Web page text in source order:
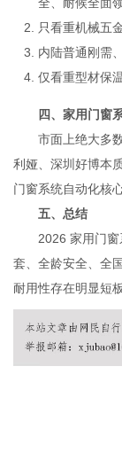
只看重机械五
内陆普通刚需
仅看重型材保
四、家用门窗系
市面上绝大多数
利娅、深圳好博本
门窗系统自动化核心
五、总结
2026 家用门窗系
套、全龄安全、全
耐用性存在明显短